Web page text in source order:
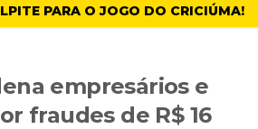
PARA O JOGO DO CRICIÚMA!
empresários e
fraudes de R$ 16